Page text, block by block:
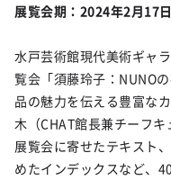
展覧会期：2024年2月17
水戸芸術館現代美術ギャ
覧会「須藤玲子： NUNO
品の魅力を伝える豊富な
木（CHAT館長兼チーフ
展覧会に寄せたテキスト、
めたインデックスなど、 40